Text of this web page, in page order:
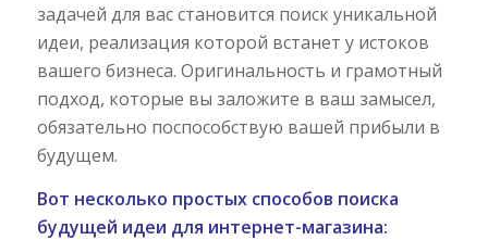
задачей для вас становится поиск уникальной
идеи, реализация которой встанет у истоков
вашего бизнеса. Оригинальность и грамотный
подход, которые вы заложите в ваш замысел,
обязательно поспособствую вашей прибыли в
будущем.
Вот несколько простых способов поиска
будущей идеи для интернет-магазина: